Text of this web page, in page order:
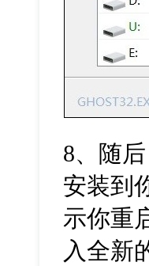
8、随
安装到
示你重
入全新